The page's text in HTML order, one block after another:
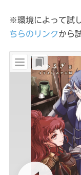
※環境によって試
ちらのリンクから